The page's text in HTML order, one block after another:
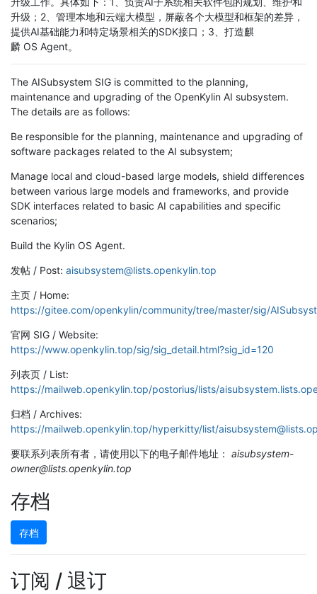
升级；2、管理本地和云端大模型，屏蔽各个大模型和框架的差异，
提供AI基础能力和特定场景相关的SDK接口；3、打造麒
麟 OS Agent。
The AISubsystem SIG is committed to the planning,
maintenance and upgrading of the OpenKylin AI subsystem.
The details are as follows:
Be responsible for the planning, maintenance and upgrading of
software packages related to the AI subsystem;
Manage local and cloud-based large models, shield differences
between various large models and frameworks, and provide
SDK interfaces related to basic AI capabilities and specific
scenarios;
Build the Kylin OS Agent.
发帖 / Post: aisubsystem@lists.openkylin.top
主页 / Home:
https://gitee.com/openkylin/community/tree/master/sig/
官网 SIG / Website:
https://www.openkylin.top/sig/sig_detail.html?sig_id=120
列表页 / List:
https://mailweb.openkylin.top/postorius/lists/
归档 / Archives:
https://mailweb.openkylin.top/hyperkitty/list/
要联系列表所有者，请使用以下的电子邮件地址： aisubsystem-
owner@lists.openkylin.top
存档
存档
订阅 / 退订